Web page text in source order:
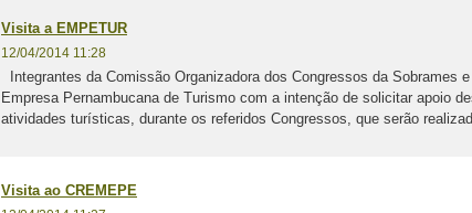
Visita a EMPETUR
12/04/2014 11:28
Integrantes da Comissão Organizadora dos Congressos da Sobrames
Empresa Pernambucana de Turismo com a intenção de solicitar apoio
atividades turísticas, durante os referidos Congressos, que serão
Visita ao CREMEPE